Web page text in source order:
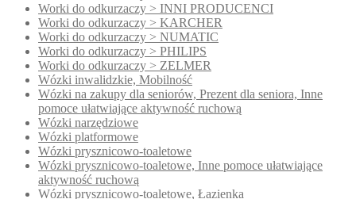
Worki do odkurzaczy > INNI PRODUCENCI
Worki do odkurzaczy > KARCHER
Worki do odkurzaczy > NUMATIC
Worki do odkurzaczy > PHILIPS
Worki do odkurzaczy > ZELMER
Wózki inwalidzkie, Mobilność
Wózki na zakupy dla seniorów, Prezent dla seniora, Inne
pomoce ułatwiające aktywność ruchową
Wózki narzędziowe
Wózki platformowe
Wózki prysznicowo-toaletowe
Wózki prysznicowo-toaletowe, Inne pomoce ułatwiające
aktywność ruchową
Wózki prysznicowo-toaletowe, Łazienka